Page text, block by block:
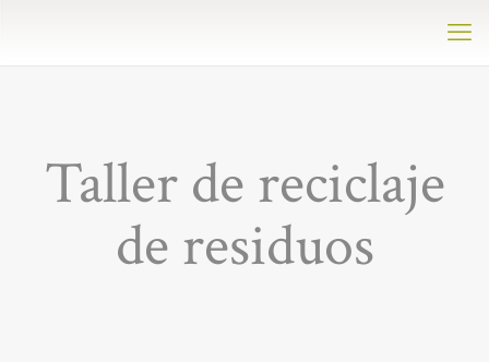
Taller de reciclaje
de residuos